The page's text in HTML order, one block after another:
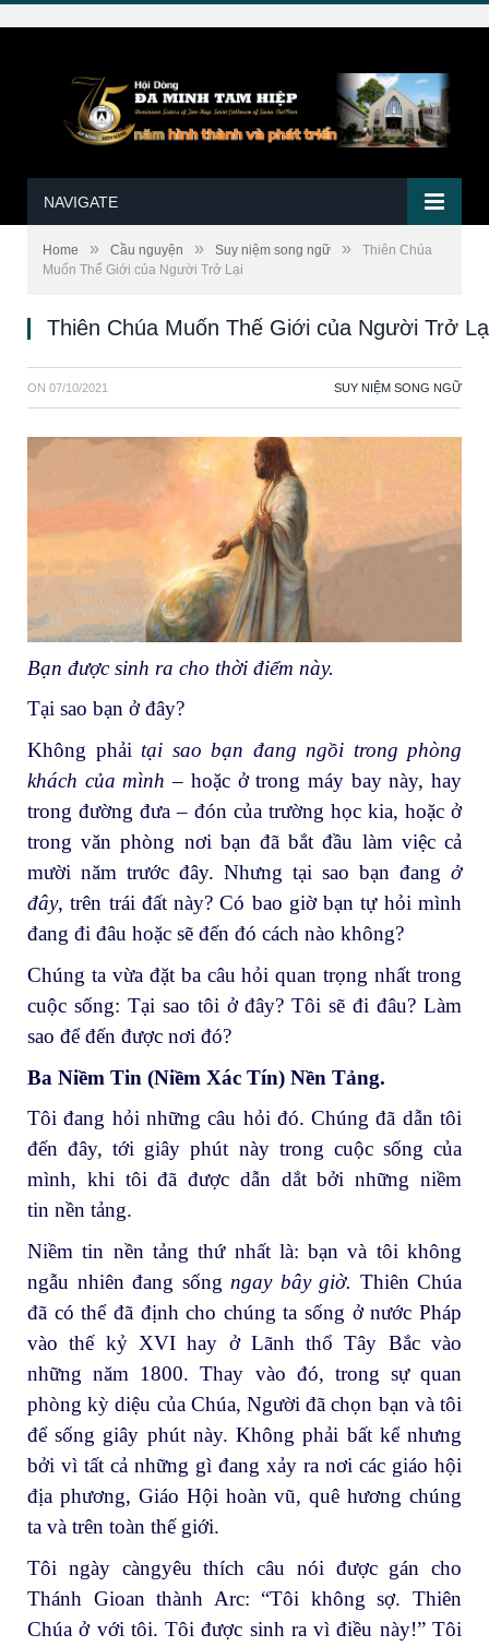
NAVIGATE
Home » Cầu nguyện » Suy niệm song ngữ »
Thiên Chúa
Muốn Thế Giới của Người Trở Lại
Thiên Chúa Muốn Thế Giới của Người Trở
ON 07/10/2021 SUY NIỆM SONG NGỮ
Bạn được sinh ra cho thời điểm này.
Tại sao bạn ở đây?
Không phải tại sao bạn đang ngồi trong phòng
khách của mình – hoặc ở trong máy bay này, hay
trong đường đưa – đón của trường học kia, hoặc ở
trong văn phòng nơi bạn đã bắt đầu làm việc cả
mười năm trước đây. Nhưng tại sao bạn đang ở
đây, trên trái đất này? Có bao giờ bạn tự hỏi mình
đang đi đâu hoặc sẽ đến đó cách nào không?
Chúng ta vừa đặt ba câu hỏi quan trọng nhất trong
cuộc sống: Tại sao tôi ở đây? Tôi sẽ đi đâu? Làm
sao để đến được nơi đó?
Ba Niềm Tin (Niềm Xác Tín) Nền Tảng.
Tôi đang hỏi những câu hỏi đó. Chúng đã dẫn tôi
đến đây, tới giây phút này trong cuộc sống của
mình, khi tôi đã được dẫn dắt bởi những niềm
tin nền tảng.
Niềm tin nền tảng thứ nhất là: bạn và tôi không
ngẫu nhiên đang sống ngay bây giờ. Thiên Chúa
đã có thể đã định cho chúng ta sống ở nước Pháp
vào thế kỷ XVI hay ở Lãnh thổ Tây Bắc vào
những năm 1800. Thay vào đó, trong sự quan
phòng kỳ diệu của Chúa, Người đã chọn bạn và tôi
để sống giây phút này. Không phải bất kể nhưng
bởi vì tất cả những gì đang xảy ra nơi các giáo hội
địa phương, Giáo Hội hoàn vũ, quê hương chúng
ta và trên toàn thế giới.
Tôi ngày càngyêu thích câu nói được gán cho
Thánh Gioan thành Arc: “Tôi không sợ. Thiên
Chúa ở với tôi. Tôi được sinh ra vì điều này!” Tôi